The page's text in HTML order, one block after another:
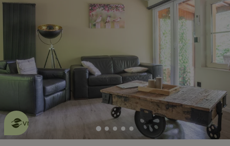
Dit natuurhuisje is eco-
vriendelijk
lees meer